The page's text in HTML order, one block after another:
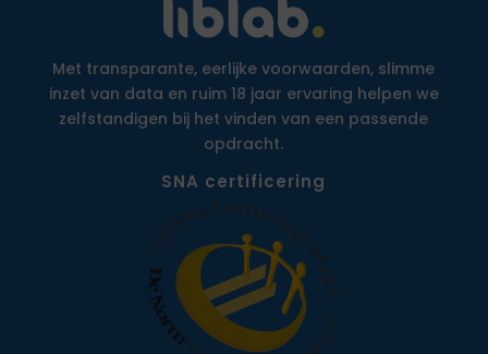
Met transparante, eerlijke voorwaarden, slimme
inzet van data en ruim 18 jaar ervaring helpen we
zelfstandigen bij het vinden van een passende
opdracht.
SNA certificering